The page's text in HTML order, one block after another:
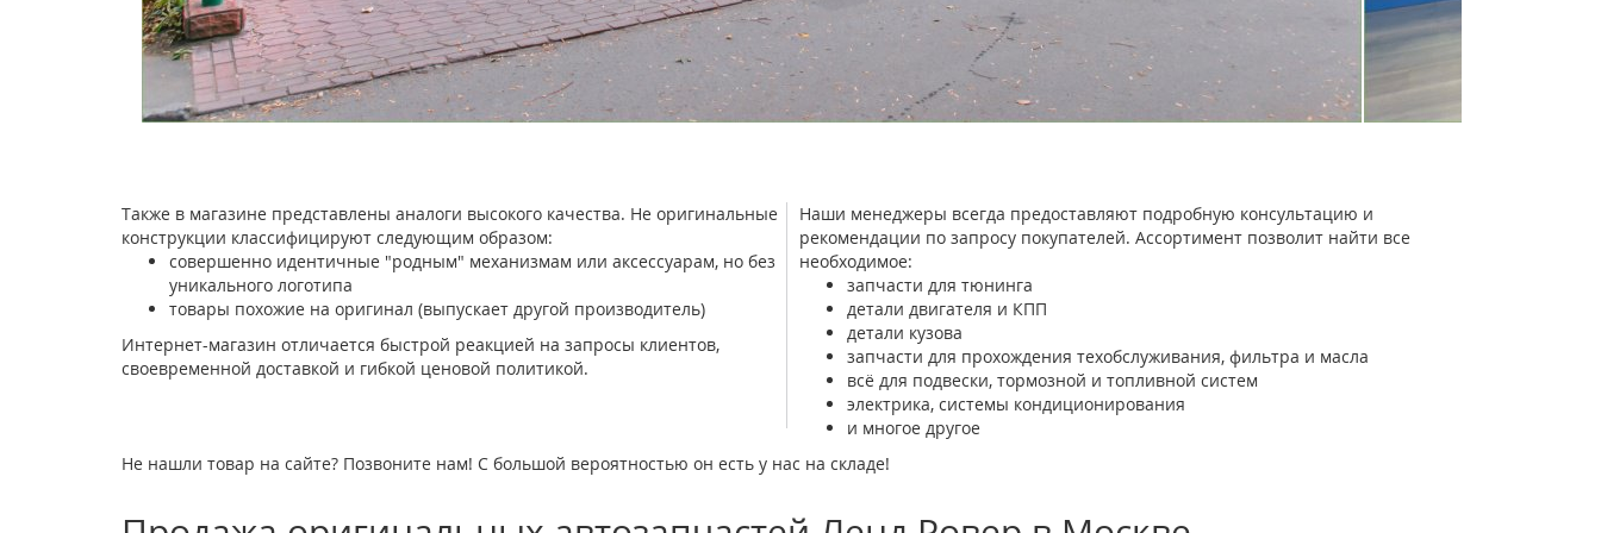
Также в магазине представлены аналоги высокого качества. Не оригинальные
конструкции классифицируют следующим образом:
совершенно идентичные "родным" механизмам или аксессуарам, но без
уникального логотипа
товары похожие на оригинал (выпускает другой производитель)
Интернет-магазин отличается быстрой реакцией на запросы клиентов,
своевременной доставкой и гибкой ценовой политикой.
Наши менеджеры всегда предоставляют подробную консультацию и
рекомендации по запросу покупателей. Ассортимент позволит найти все
необходимое:
запчасти для тюнинга
детали двигателя и КПП
детали кузова
запчасти для прохождения техобслуживания, фильтра и масла
всё для подвески, тормозной и топливной систем
электрика, системы кондиционирования
и многое другое
Не нашли товар на сайте? Позвоните нам! С большой вероятностью он есть у нас на складе!